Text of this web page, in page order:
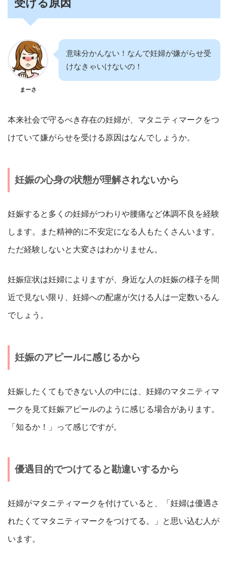
受ける原因
まーさ
意味分かんない！なんで妊婦が嫌がらせ受
けなきゃいけないの！
本来社会で守るべき存在の妊婦が、マタニティマークをつ
けていて嫌がらせを受ける原因はなんでしょうか。
妊娠の心身の状態が理解されないから
妊娠すると多くの妊婦がつわりや腰痛など体調不良を経験
します。また精神的に不安定になる人もたくさんいます。
ただ経験しないと大変さはわかりません。
妊娠症状は妊婦によりますが、身近な人の妊娠の様子を間
近で見ない限り、妊婦への配慮が欠ける人は一定数いるん
でしょう。
妊娠のアピールに感じるから
妊娠したくてもできない人の中には、妊婦のマタニティマ
ークを見て妊娠アピールのように感じる場合があります。
「知るか！」って感じですが。
優遇目的でつけてると勘違いするから
妊婦がマタニティマークを付けていると、「妊婦は優遇さ
れたくてマタニティマークをつけてる。」と思い込む人が
います。